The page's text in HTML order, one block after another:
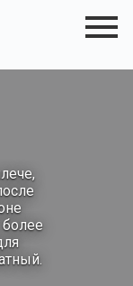
более